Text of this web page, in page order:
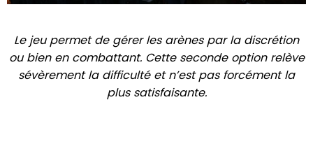
Le jeu permet de gérer les arènes par la discrétion
ou bien en combattant. Cette seconde option relève
sévèrement la difficulté et n’est pas forcément la
plus satisfaisante.